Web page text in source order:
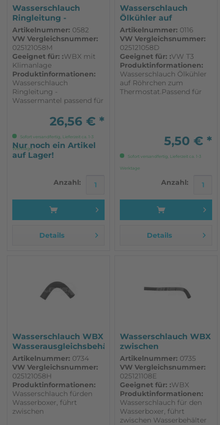
Wasserschlauch
Ringleitung -
Wassermantel...
Artikelnummer: 0582
VW Vergleichsnummer:
025121058M
Geeignet für: :WBX mit
Klimanlage
Produktinformationen:
Wasserschlauch
Ringleitung -
Wassermantel passend für
MV, SP, SR, SS, DJ
Fahrzeuge ab 8/86 mit
neuem Wasserkreiskauf
Fahrzeuge MIT
Klimaanlage Syncro alle
Modelle
26,56 € *
Sofort versandfertig, Lieferzeit ca. 1-3
Werktage
Nur noch ein Artikel
auf Lager!
Anzahl:
Details
Wasserschlauch
Ölkühler auf
Röhrchen zum...
Artikelnummer: 0116
VW Vergleichsnummer:
025121058D
Geeignet für: :VW T3
Produktinformationen:
Wasserschlauch Ölkühler
auf Röhrchen zum
Thermostat.Passend für
08/86-07/89 MV, 2.1 08/85-
07/92 DJ, 2.1 08/84-07/92
SR, 2.1 08/86-07/92 SS, 2.1
5,50 € *
Sofort versandfertig, Lieferzeit ca. 1-3
Werktage
Anzahl:
Details
Wasserschlauch WBX
Wasserausgleichsbehälter/...
Artikelnummer: 0734
VW Vergleichsnummer:
025121058H
Produktinformationen:
Wasserschlauch fürden
Wasserboxer, führt
zwischen
Wasserschlauch WBX
zwischen
Wasserbehälter und...
Artikelnummer: 0735
VW Vergleichsnummer:
025121108E
Geeignet für: :WBX
Produktinformationen:
Wasserschlauch für den
Wasserboxer, führt
zwischen Wasserbehälter